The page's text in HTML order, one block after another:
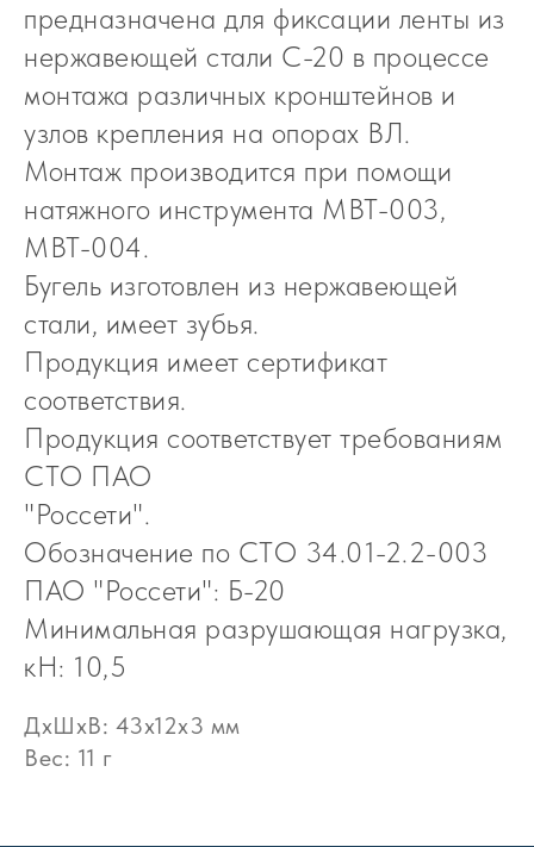
предназначена для фиксации ленты из
нержавеющей стали С-20 в процессе
монтажа различных кронштейнов и
узлов крепления на опорах ВЛ.
Монтаж производится при помощи
натяжного инструмента MBT-003,
MBT-004.
Бугель изготовлен из нержавеющей
стали, имеет зубья.
Продукция имеет сертификат
Продукция соответствует требованиям
СТО ПАО
"Россети".
Обозначение по СТО 34.01-2.2-003
ПАО "Россети": Б-20
Минимальная разрушающая нагрузка,
кН: 10,5
ДxШxВ: 43x12x3 мм
Вес: 11 г